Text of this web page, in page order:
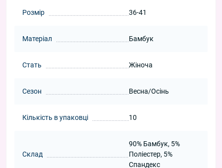
Розмір 36-41
Матеріал Бамбук
Стать Жіноча
Сезон Весна/Осінь
Кількість в упаковці 10
Склад
90% Бамбук, 5%
Поліестер, 5%
Спандекс